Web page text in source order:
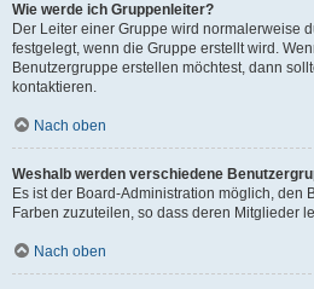
Wie werde ich Gruppenleiter?
Der Leiter einer Gruppe wird normalerweise
festgelegt, wenn die Gruppe erstellt wird.
Benutzergruppe erstellen möchtest, dann
kontaktieren.
Nach oben
Weshalb werden verschiedene
Es ist der Board-Administration möglich, den
Farben zuzuteilen, so dass deren Mitglieder
Nach oben